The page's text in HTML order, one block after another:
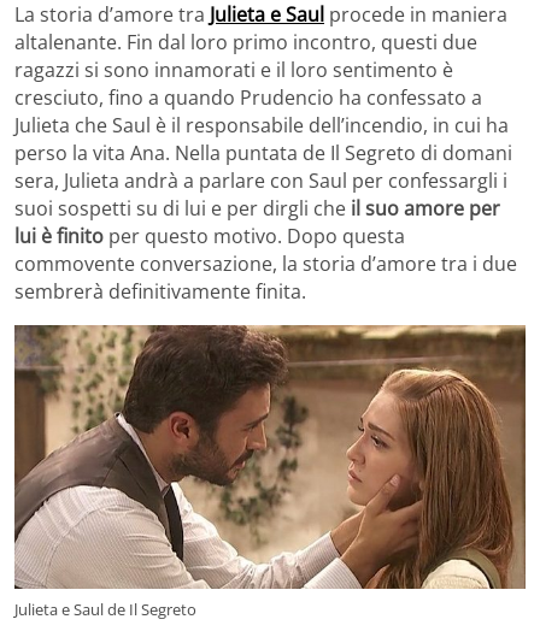
La storia d’amore tra Julieta e Saul procede in maniera
altalenante. Fin dal loro primo incontro, questi due
ragazzi si sono innamorati e il loro sentimento è
cresciuto, fino a quando Prudencio ha confessato a
Julieta che Saul è il responsabile dell’incendio, in cui ha
perso la vita Ana. Nella puntata de Il Segreto di domani
sera, Julieta andrà a parlare con Saul per confessargli i
suoi sospetti su di lui e per dirgli che il suo amore per
lui è finito per questo motivo. Dopo questa
commovente conversazione, la storia d’amore tra i due
sembrerà definitivamente finita.
Julieta e Saul de Il Segreto